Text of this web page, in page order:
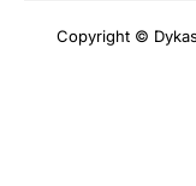
Copyright ©